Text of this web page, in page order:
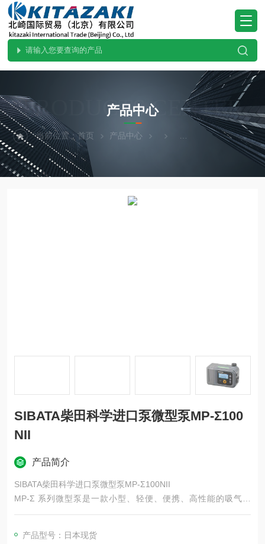
PRODUCTS CENTER
产品中心
当前位置：首页 产品中心 热卖！SIBATA柴田科学
SIBATA柴田科学进口泵微型泵MP-Σ100
NII
产品简介
SIBATA柴田科学进口泵微型泵MP-Σ100NII
MP-Σ 系列微型泵是一款小型、轻便、便携、高性能的吸气泵
（气泵、气泵），内置了集成流量测量功能。
产品型号：日本现货